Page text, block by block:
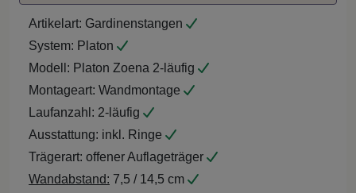
Artikelart: Gardinenstangen
System: Platon
Modell: Platon Zoena 2-läufig
Montageart: Wandmontage
Laufanzahl: 2-läufig
Ausstattung: inkl. Ringe
Trägerart: offener Auflageträger
Wandabstand: 7,5 / 14,5 cm